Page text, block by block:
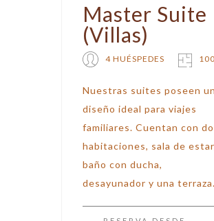
Master Suite
(Villas)
4 HUÉSPEDES
Nuestras suites poseen un
diseño ideal para viajes
familiares. Cuentan con
habitaciones, sala de
baño con ducha,
desayunador y una terraza.